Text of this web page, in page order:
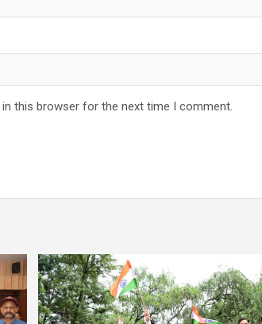
this browser for the next time I comment.